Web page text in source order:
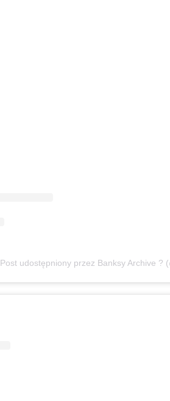
Post udostępniony przez Banksy Archive ?